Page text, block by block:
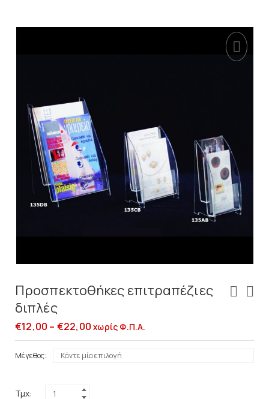
Προσπεκτοθήκες επιτραπέζιες
διπλές
€12,00 – €22,00 χωρίς Φ.Π.Α.
Μέγεθος
Τμχ: